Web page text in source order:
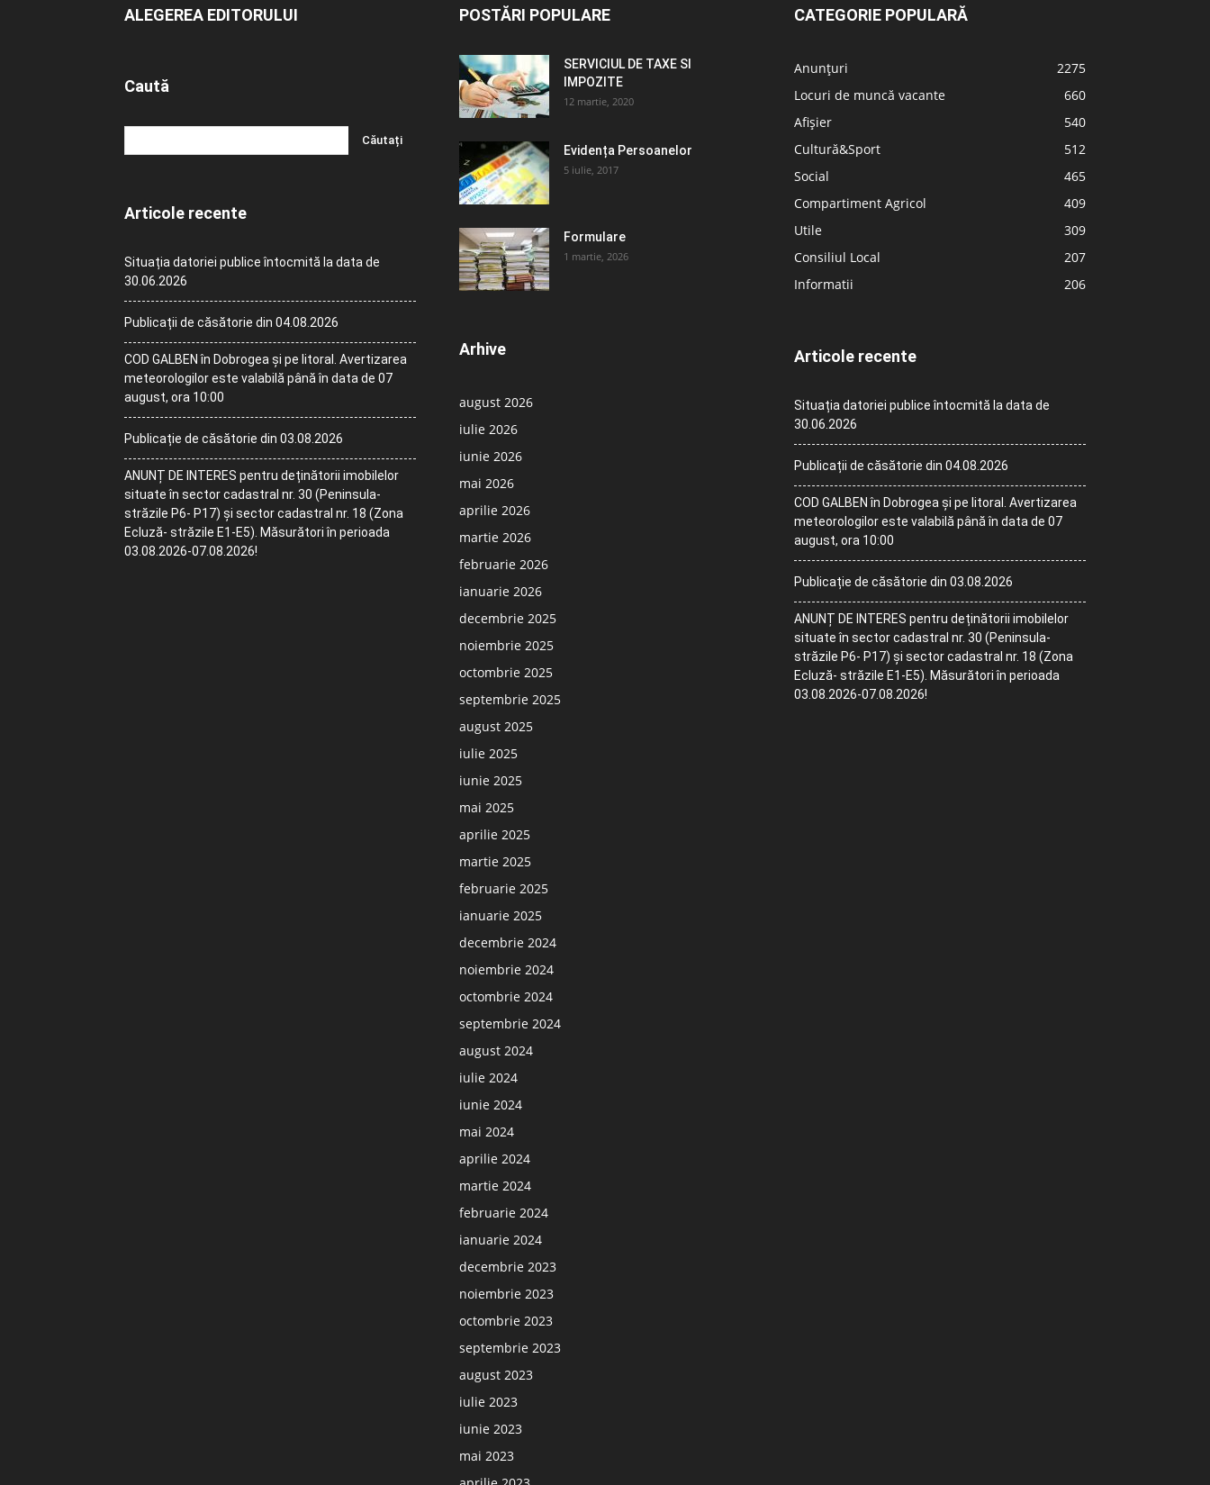
ALEGEREA EDITORULUI
Caută
Articole recente
Situația datoriei publice întocmită la data de
30.06.2026
Publicații de căsătorie din 04.08.2026
COD GALBEN în Dobrogea și pe litoral. Avertizarea
meteorologilor este valabilă până în data de 07
august, ora 10:00
Publicație de căsătorie din 03.08.2026
ANUNȚ DE INTERES pentru deținătorii imobilelor
situate în sector cadastral nr. 30 (Peninsula-
străzile P6- P17) și sector cadastral nr. 18 (Zona
Ecluză- străzile E1-E5). Măsurători în perioada
03.08.2026-07.08.2026!
POSTĂRI POPULARE
SERVICIUL DE TAXE SI
IMPOZITE
12 martie, 2020
Evidența Persoanelor
5 iulie, 2017
Formulare
1 martie, 2026
Arhive
august 2026
iulie 2026
iunie 2026
mai 2026
aprilie 2026
martie 2026
februarie 2026
ianuarie 2026
decembrie 2025
noiembrie 2025
octombrie 2025
septembrie 2025
august 2025
iulie 2025
iunie 2025
mai 2025
aprilie 2025
martie 2025
februarie 2025
ianuarie 2025
decembrie 2024
noiembrie 2024
octombrie 2024
septembrie 2024
august 2024
iulie 2024
iunie 2024
mai 2024
aprilie 2024
martie 2024
februarie 2024
ianuarie 2024
decembrie 2023
noiembrie 2023
octombrie 2023
septembrie 2023
august 2023
iulie 2023
iunie 2023
mai 2023
CATEGORIE POPULARĂ
Anunțuri
2275
Locuri de muncă vacante
660
Afișier
540
Cultură&Sport
512
Social
465
Compartiment Agricol
409
Utile
309
Consiliul Local
207
Informatii
206
Articole recente
Situația datoriei publice întocmită la data de
30.06.2026
Publicații de căsătorie din 04.08.2026
COD GALBEN în Dobrogea și pe litoral. Avertizarea
meteorologilor este valabilă până în data de 07
august, ora 10:00
Publicație de căsătorie din 03.08.2026
ANUNȚ DE INTERES pentru deținătorii imobilelor
situate în sector cadastral nr. 30 (Peninsula-
străzile P6- P17) și sector cadastral nr. 18 (Zona
Ecluză- străzile E1-E5). Măsurători în perioada
03.08.2026-07.08.2026!